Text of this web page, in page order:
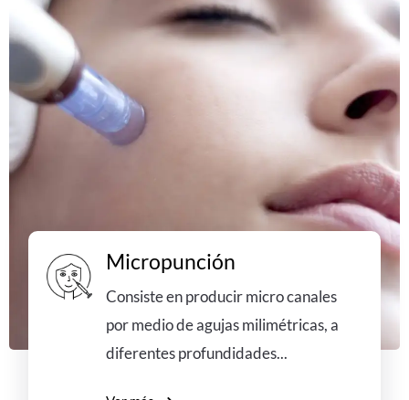
Micropunción
Consiste en producir micro canales
por medio de agujas milimétricas, a
diferentes profundidades...